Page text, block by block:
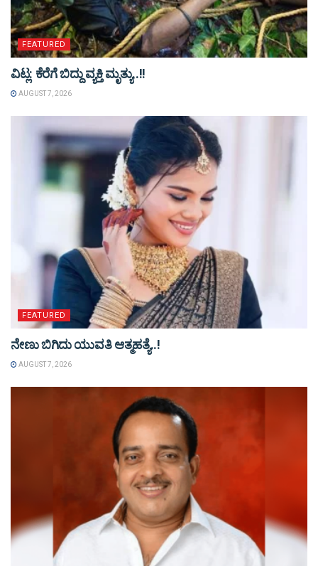
FEATURED
ವಿಟ್ಲ: ಕೆರೆಗೆ ಬಿದ್ದು ವ್ಯಕ್ತಿ ಮೃತ್ಯು..!!
AUGUST 7, 2026
FEATURED
ನೇಣು ಬಿಗಿದು ಯುವತಿ ಆತ್ಮಹತ್ಯೆ..!
AUGUST 7, 2026